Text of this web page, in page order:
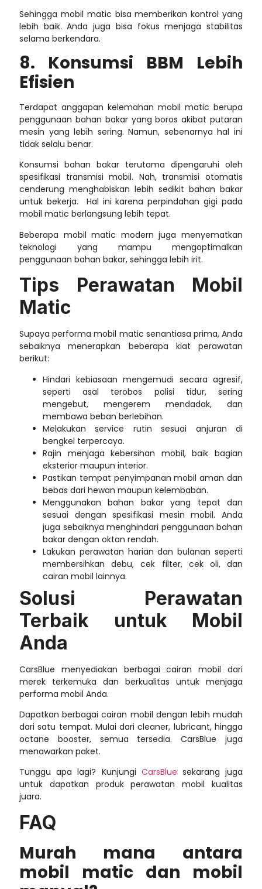
Sehingga mobil matic bisa memberikan kontrol yang
lebih baik. Anda juga bisa fokus menjaga stabilitas
selama berkendara.
8. Konsumsi BBM Lebih
Efisien
Terdapat anggapan kelemahan mobil matic berupa
penggunaan bahan bakar yang boros akibat putaran
mesin yang lebih sering. Namun, sebenarnya hal ini
tidak selalu benar.
Konsumsi bahan bakar terutama dipengaruhi oleh
spesifikasi transmisi mobil. Nah, transmisi otomatis
cenderung menghabiskan lebih sedikit bahan bakar
untuk bekerja. Hal ini karena perpindahan gigi pada
mobil matic berlangsung lebih tepat.
Beberapa mobil matic modern juga menyematkan
teknologi yang mampu mengoptimalkan
penggunaan bahan bakar, sehingga lebih irit.
Tips Perawatan Mobil
Matic
Supaya performa mobil matic senantiasa prima, Anda
sebaiknya menerapkan beberapa kiat perawatan
berikut:
Hindari kebiasaan mengemudi secara agresif,
seperti asal terobos polisi tidur, sering
mengebut, mengerem mendadak, dan
membawa beban berlebihan.
Melakukan service rutin sesuai anjuran di
bengkel terpercaya.
Rajin menjaga kebersihan mobil, baik bagian
eksterior maupun interior.
Pastikan tempat penyimpanan mobil aman dan
bebas dari hewan maupun kelembaban.
Menggunakan bahan bakar yang tepat dan
sesuai dengan spesifikasi mesin mobil. Anda
juga sebaiknya menghindari penggunaan bahan
bakar dengan oktan rendah.
Lakukan perawatan harian dan bulanan seperti
membersihkan debu, cek filter, cek oli, dan
cairan mobil lainnya.
Solusi Perawatan
Terbaik untuk Mobil
Anda
CarsBlue menyediakan berbagai cairan mobil dari
merek terkemuka dan berkualitas untuk menjaga
performa mobil Anda.
Dapatkan berbagai cairan mobil dengan lebih mudah
dari satu tempat. Mulai dari cleaner, lubricant, hingga
octane booster, semua tersedia. CarsBlue juga
menawarkan paket.
Tunggu apa lagi? Kunjungi CarsBlue sekarang juga
untuk dapatkan produk perawatan mobil kualitas
juara.
FAQ
Murah mana antara
mobil matic dan mobil